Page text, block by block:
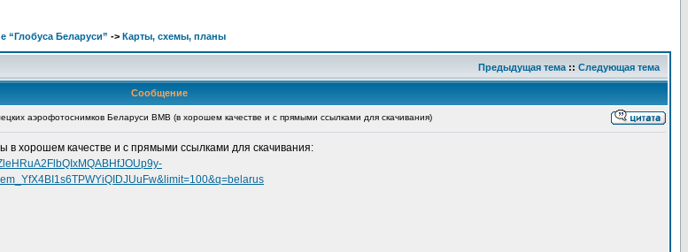
“Глобуса Беларуси” -> Карты, схемы, планы
Предыдущая тема :: Следующая тема
Сообщение
аэрофотоснимков Беларуси ВМВ (в хорошем качестве и с прямыми ссылками для скачивания)
хорошем качестве и с прямыми ссылками для скачивания: